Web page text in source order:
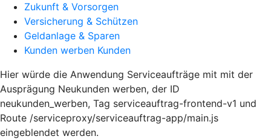
Zukunft & Vorsorgen
Versicherung & Schützen
Geldanlage & Sparen
Kunden werben Kunden
Hier würde die Anwendung Serviceaufträge mit mit der
Ausprägung Neukunden werben, der ID
neukunden_werben, Tag serviceauftrag-frontend-v1 und
Route /serviceproxy/serviceauftrag-app/main.js
eingeblendet werden.